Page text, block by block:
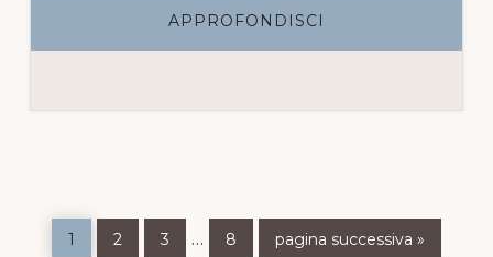
APPROFONDISCI
1 2 3
Pagine
… 8 alla
pagina successiva »